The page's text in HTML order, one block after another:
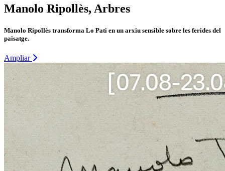
Manolo Ripollès, Arbres
Manolo Ripollès transforma Lo Pati en un arxiu sensible sobre les ferides del
paisatge.
Ampliar